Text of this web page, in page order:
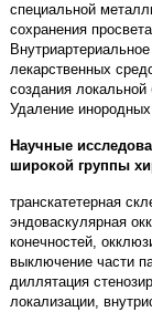
специальной
сохранения
лекарственных
создания локальной
Удаление
Научные
широкой группы
транскатетерная
эндоваскулярная
конечностей,
выключение части
диллятация
локализации,